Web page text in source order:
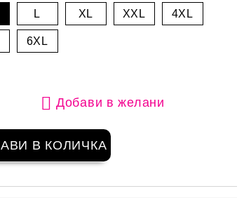
L XL XXL 4XL
6XL
Добави в желани